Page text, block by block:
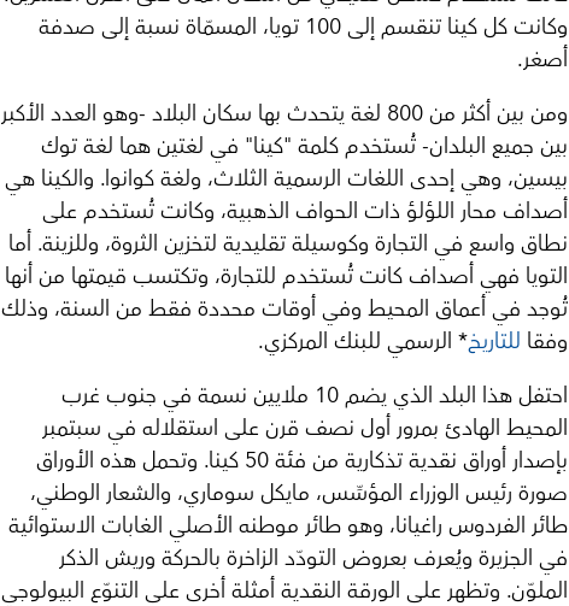
وكانت كل كينا تنقسم إلى 100 تويا، المسمّاة نسبة إلى صدفة
أصغر.
ومن بين أكثر من 800 لغة يتحدث بها سكان البلاد -وهو العدد الأكبر
بين جميع البلدان- تُستخدم كلمة "كينا" في لغتين هما لغة توك
بيسين، وهي إحدى اللغات الرسمية الثلاث، ولغة كوانوا. والكينا هي
أصداف محار اللؤلؤ ذات الحواف الذهبية، وكانت تُستخدم على
نطاق واسع في التجارة وكوسيلة تقليدية لتخزين الثروة، وللزينة. أما
التويا فهي أصداف كانت تُستخدم للتجارة، وتكتسب قيمتها من أنها
تُوجد في أعماق المحيط وفي أوقات محددة فقط من السنة، وذلك
وفقا للتاريخ* الرسمي للبنك المركزي.
احتفل هذا البلد الذي يضم 10 ملايين نسمة في جنوب غرب
المحيط الهادئ بمرور أول نصف قرن على استقلاله في سبتمبر
بإصدار أوراق نقدية تذكارية من فئة 50 كينا. وتحمل هذه الأوراق
صورة رئيس الوزراء المؤسِّس، مايكل سوماري، والشعار الوطني،
طائر الفردوس راغيانا، وهو طائر موطنه الأصلي الغابات الاستوائية
في الجزيرة ويُعرف بعروض التودّد الزاخرة بالحركة وريش الذكر
الملوّن. وتظهر على الورقة النقدية أمثلة أخرى على التنوّع البيولوجي